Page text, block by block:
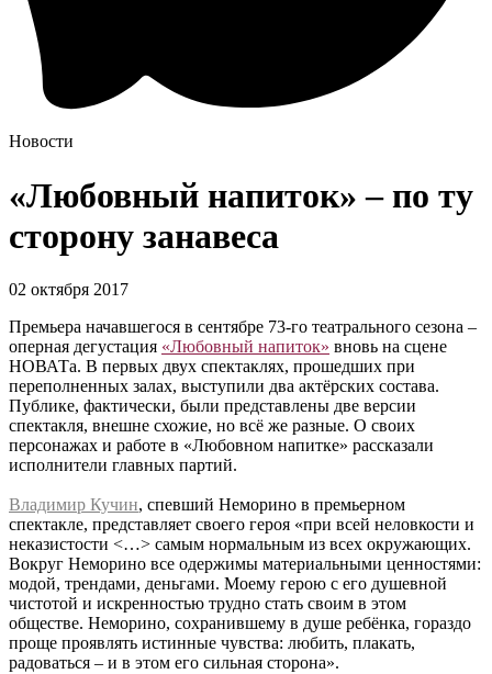
Новости
«Любовный напиток» – по ту
сторону занавеса
02 октября 2017
Премьера начавшегося в сентябре 73-го театрального сезона –
оперная дегустация «Любовный напиток» вновь на сцене
НОВАТа. В первых двух спектаклях, прошедших при
переполненных залах, выступили два актёрских состава.
Публике, фактически, были представлены две версии
спектакля, внешне схожие, но всё же разные. О своих
персонажах и работе в «Любовном напитке» рассказали
исполнители главных партий.
Владимир Кучин, спевший Неморино в премьерном
спектакле, представляет своего героя «при всей неловкости и
неказистости <…> самым нормальным из всех окружающих.
Вокруг Неморино все одержимы материальными ценностями:
модой, трендами, деньгами. Моему герою с его душевной
чистотой и искренностью трудно стать своим в этом
обществе. Неморино, сохранившему в душе ребёнка, гораздо
проще проявлять истинные чувства: любить, плакать,
радоваться – и в этом его сильная сторона».